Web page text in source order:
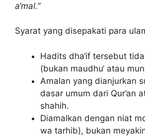
a‘mal.”
Syarat yang disepakati para
Hadits dha‘if tersebut
(bukan maudhu‘ atau
Amalan yang dianjurkan
dasar umum dari Qur’an
shahih.
Diamalkan dengan niat
wa tarhib), bukan